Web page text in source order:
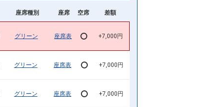
座席種別 座席 空席 差額
グリーン 座席表 +7,000円
グリーン 座席表 +7,000円
グリーン 座席表 +7,000円